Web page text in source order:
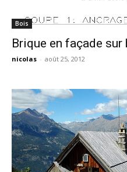
Bois
Brique en façade
nicolas - août 25, 2012